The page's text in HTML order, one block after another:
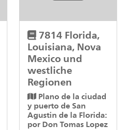
7814 Florida,
Louisiana, Nova
Mexico und
westliche
Regionen
Plano de la ciudad
y puerto de San
Agustin de la Florida:
por Don Tomas Lopez